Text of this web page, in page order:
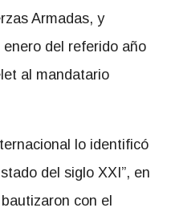
Armadas, y
del referido año
al mandatario
lo identificó
del siglo XXI”, en
con el